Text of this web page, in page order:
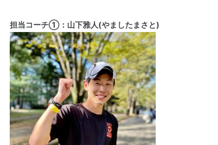
担当コーチ①：山下雅人(やましたまさと)